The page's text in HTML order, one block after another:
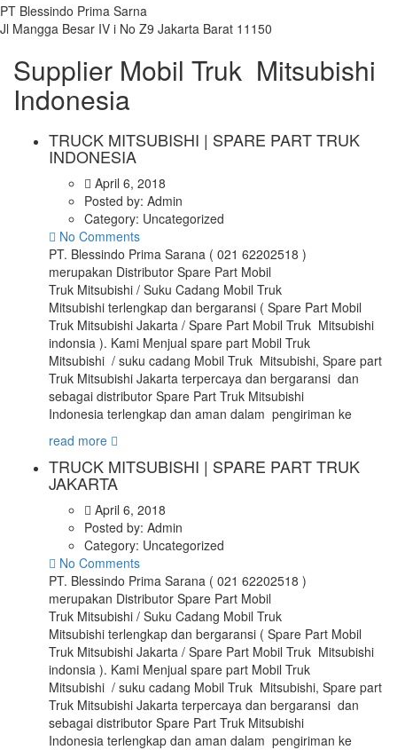
PT Blessindo Prima Sarna
Jl Mangga Besar IV i No Z9 Jakarta Barat 11150
Supplier Mobil Truk Mitsubishi
Indonesia
TRUCK MITSUBISHI | SPARE PART TRUK
INDONESIA
April 6, 2018
Posted by: Admin
Category: Uncategorized
No Comments
PT. Blessindo Prima Sarana ( 021 62202518 )
merupakan Distributor Spare Part Mobil
Truk Mitsubishi / Suku Cadang Mobil Truk
Mitsubishi terlengkap dan bergaransi ( Spare Part Mobil
Truk Mitsubishi Jakarta / Spare Part Mobil Truk Mitsubishi
indonsia ). Kami Menjual spare part Mobil Truk
Mitsubishi / suku cadang Mobil Truk Mitsubishi, Spare part
Truk Mitsubishi Jakarta terpercaya dan bergaransi dan
sebagai distributor Spare Part Truk Mitsubishi
Indonesia terlengkap dan aman dalam pengiriman ke
read more
TRUCK MITSUBISHI | SPARE PART TRUK
JAKARTA
April 6, 2018
Posted by: Admin
Category: Uncategorized
No Comments
PT. Blessindo Prima Sarana ( 021 62202518 )
merupakan Distributor Spare Part Mobil
Truk Mitsubishi / Suku Cadang Mobil Truk
Mitsubishi terlengkap dan bergaransi ( Spare Part Mobil
Truk Mitsubishi Jakarta / Spare Part Mobil Truk Mitsubishi
indonsia ). Kami Menjual spare part Mobil Truk
Mitsubishi / suku cadang Mobil Truk Mitsubishi, Spare part
Truk Mitsubishi Jakarta terpercaya dan bergaransi dan
sebagai distributor Spare Part Truk Mitsubishi
Indonesia terlengkap dan aman dalam pengiriman ke